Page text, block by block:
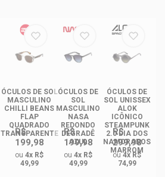
ÓCULOS DE SOL
MASCULINO
CHILLI BEANS
FLAP
QUADRADO
TRANSPARENTE
R$
199,98
ou 4x R$
49,99
ÓCULOS DE
SOL
MASCULINO
NASA
REDONDO
DEGRADÊ
AZUL
R$
199,98
ou 4x R$
49,99
ÓCULOS DE
SOL UNISSEX
ALOK
ICÔNICO
STEAMPUNK
2.0 DIA DOS
NAMORADOS
MARROM
R$
299,98
ou4x R$
74,99